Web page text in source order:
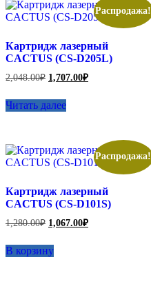
Распродажа!
Картридж лазерный
CACTUS (CS-D205L)
2,048.00₽ Первоначальная
2,048.00₽.
1,707.00₽Текущая
Читать далее
Распродажа!
Картридж лазерный
CACTUS (CS-D101S)
1,280.00₽ Первоначальная
составляла
1,280.00₽.
1,067.00₽Текущая
В корзину